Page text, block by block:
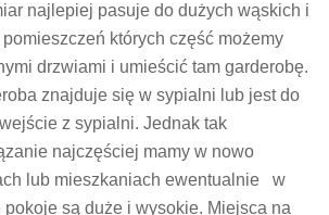
najlepiej pasuje do dużych wąskich i
których część możemy
drzwiami i umieścić tam garderobę.
znajduje się w sypialni lub jest do
z sypialni. Jednak tak
najczęściej mamy w nowo
lub mieszkaniach ewentualnie w
są duże i wysokie. Miejsca na